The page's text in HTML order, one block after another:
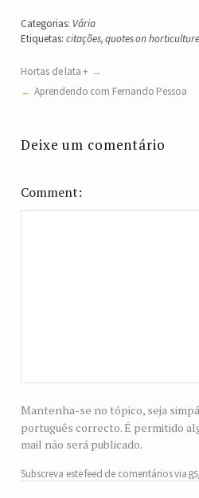
Categorias: Vária
Etiquetas: citações,quotes on horticulture
Hortas de lata +
Aprendendo com Fernando Pessoa
Deixe um comentário
Comment
Mantenha-se no tópico, seja
português correcto. É permitido
mail não será publicado.
Subscreva este feed de comentários via